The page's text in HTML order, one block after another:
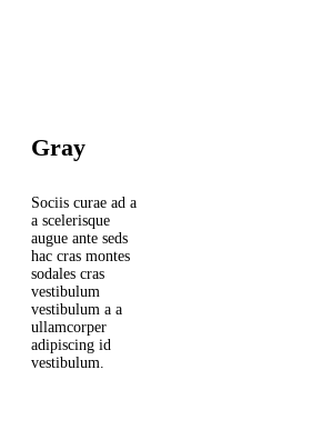
Gray
Sociis curae ad a
a scelerisque
augue ante seds
hac cras montes
sodales cras
vestibulum
vestibulum a a
ullamcorper
adipiscing id
vestibulum.